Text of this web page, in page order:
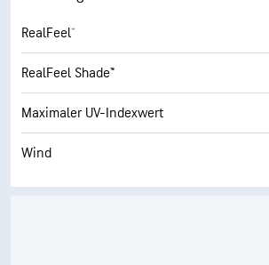
RealFeel®
RealFeel Shade™
Maximaler UV-Indexwert
Wind